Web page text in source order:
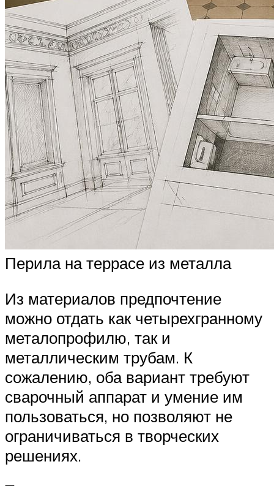
Перила на террасе из металла
Из материалов предпочтение
можно отдать как четырехгранному
металопрофилю, так и
металлическим трубам. К
сожалению, оба вариант требуют
сварочный аппарат и умение им
пользоваться, но позволяют не
ограничиваться в творческих
решениях.